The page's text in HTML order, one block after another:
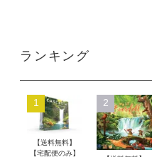
ランキング
1
【送料無料】
【宅配便のみ】
2